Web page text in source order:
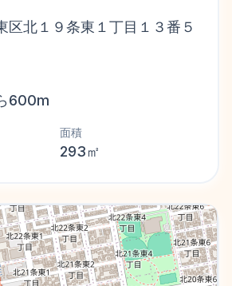
区北１９条東１丁目１３番５
600m
面積
293㎡